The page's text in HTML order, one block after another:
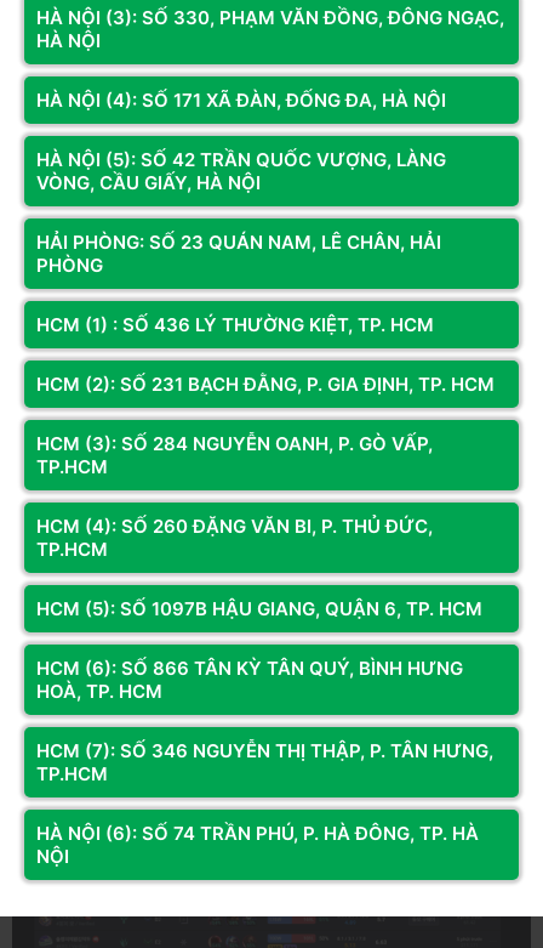
trong một số trường hợp sau:
Muốn phân tích macro:
lượng vàng theo thời gian, tầm nhìn, sát thương, khả năng
kiểm soát mục tiêu và hiệu suất qua từng giai đoạn trận đấu.
Muốn benchmark với người chơi cùng bậc rank:League of
Graphs cho phép so sánh các chỉ số của tài khoản của bạn với
những người chơi khác ở cùng mức xếp hạng, từ đó dễ dàng
nhận ra điểm mạnh và điểm cần cải thiện.
Những chỉ số quan trọng cần xem để
cải thiện rank
Những chỉ số quan trọng cần xem để cải thiện rank bao gồm KDA,
CS/phút, Vision score, Damage dealt và Winrate theo tướng. Hiểu và
theo dõi những thông số này sẽ giúp bạn xác định điểm mạnh, điểm
yếu để tối ưu quá trình leo rank hiệu quả hơn.
KDA - Hiệu quả giao tranh
KDA là viết tắt của 3 chỉ số quan trọng: Kills (số mạng hạ gục),
Deaths (số lần bị hạ gục) và Assists (số lần hỗ trợ đồng đội tiêu diệt
địch). KDA cao cho thấy khả năng giữ vị trí và phối hợp tốt với đồng
đội. Tuy nhiên, đây chỉ là một chỉ số tham khảo và cần được đánh giá
cùng với các thông số khác.
HÀ NỘI (3): SỐ 330, PHẠM VĂN ĐỒNG, ĐÔNG NGẠC,
HÀ NỘI
HÀ NỘI (4): SỐ 171 XÃ ĐÀN, ĐỐNG ĐA, HÀ NỘI
HÀ NỘI (5): SỐ 42 TRẦN QUỐC VƯỢNG, LÀNG
VÒNG, CẦU GIẤY, HÀ NỘI
HẢI PHÒNG: SỐ 23 QUÁN NAM, LÊ CHÂN, HẢI
PHÒNG
HCM (1) : SỐ 436 LÝ THƯỜNG KIỆT, TP. HCM
HCM (2): SỐ 231 BẠCH ĐẰNG, P. GIA ĐỊNH, TP. HCM
HCM (3): SỐ 284 NGUYỄN OANH, P. GÒ VẤP,
TP.HCM
HCM (4): SỐ 260 ĐẶNG VĂN BI, P. THỦ ĐỨC,
TP.HCM
HCM (5): SỐ 1097B HẬU GIANG, QUẬN 6, TP. HCM
HCM (6): SỐ 866 TÂN KỲ TÂN QUÝ, BÌNH HƯNG
HOÀ, TP. HCM
HCM (7): SỐ 346 NGUYỄN THỊ THẬP, P. TÂN HƯNG,
TP.HCM
HÀ NỘI (6): SỐ 74 TRẦN PHÚ, P. HÀ ĐÔNG, TP. HÀ
NỘI